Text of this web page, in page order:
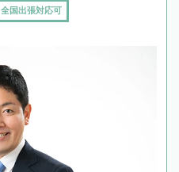
全国出張対応可